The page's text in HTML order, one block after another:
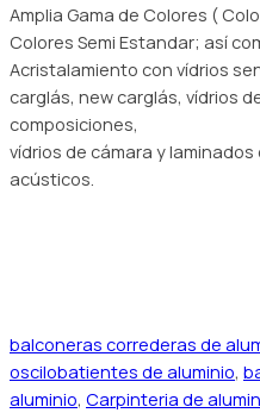
Amplia Gama de Colores (
Colores Semi Estandar; así
Acristalamiento con vídrios
carglás, new carglás, vídrios
composiciones,
vídrios de cámara y
acústicos.
balconeras correderas de
oscilobatientes de aluminio,
aluminio, Carpinteria de